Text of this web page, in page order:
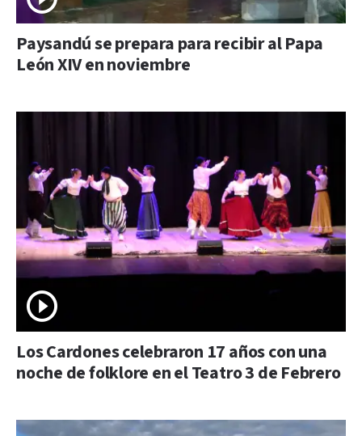
Paysandú se prepara para recibir al Papa
León XIV en noviembre
Los Cardones celebraron 17 años con una
noche de folklore en el Teatro 3 de Febrero